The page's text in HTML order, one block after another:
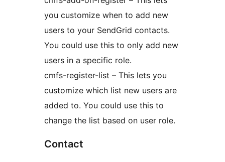
you customize when to add new
users to your SendGrid contacts.
You could use this to only add new
users in a specific role.
cmfs-register-list – This lets you
customize which list new users are
added to. You could use this to
change the list based on user role.
Contact